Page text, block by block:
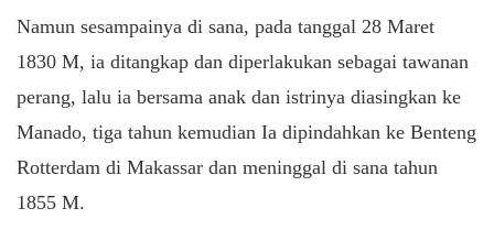
Namun sesampainya di sana, pada tanggal 28 Maret
1830 M, ia ditangkap dan diperlakukan sebagai tawanan
perang, lalu ia bersama anak dan istrinya diasingkan ke
Manado, tiga tahun kemudian Ia dipindahkan ke Benteng
Rotterdam di Makassar dan meninggal di sana tahun
1855 M.